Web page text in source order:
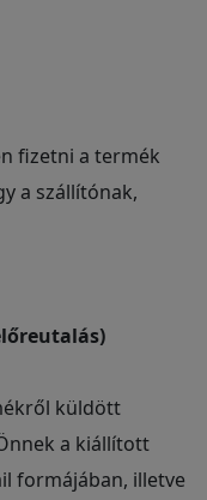
fizetni a termék
a szállítónak,
küldött
a kiállított
formájában, illetve